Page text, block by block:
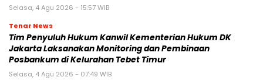
Selasa, 4 Agu 2026 - 15:57 WIB
Tenar News
Tim Penyuluh Hukum Kanwil Kementerian Hukum DK
Jakarta Laksanakan Monitoring dan Pembinaan
Posbankum di Kelurahan Tebet Timur
Selasa, 4 Agu 2026 - 07:49 WIB